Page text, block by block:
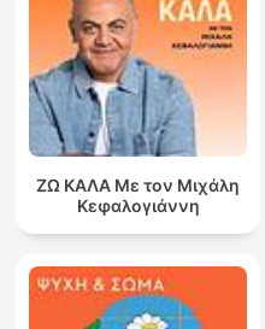
ΖΩ ΚΑΛΑ Με τον Μιχάλη
Κεφαλογιάννη